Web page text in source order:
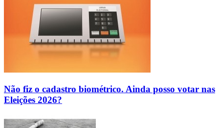
Não fiz o cadastro biométrico. Ainda posso votar nas
Eleições 2026?